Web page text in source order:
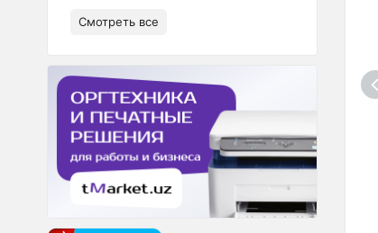
"ALBA-MARKET.UZ"
ТМ (ANB TECHNO
"TEXNOTRONIK
PRO" ООО
Смотреть все